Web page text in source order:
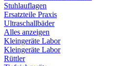
Stuhlauflagen
Ersatzteile Praxis
Ultraschallbäder
Alles anzeigen
Kleingeräte Labor
Kleingeräte Labor
Rüttler